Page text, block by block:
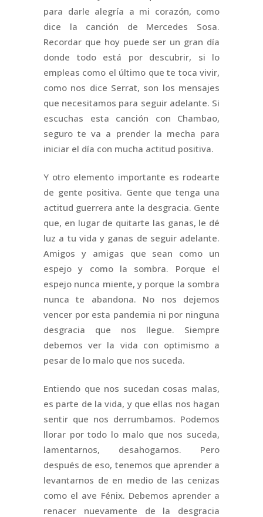
para darle alegría a mi corazón, como
dice la canción de Mercedes Sosa.
Recordar que hoy puede ser un gran día
donde todo está por descubrir, si lo
empleas como el último que te toca vivir,
como nos dice Serrat, son los mensajes
que necesitamos para seguir adelante. Si
escuchas esta canción con Chambao,
seguro te va a prender la mecha para
iniciar el día con mucha actitud positiva.
Y otro elemento importante es rodearte
de gente positiva. Gente que tenga una
actitud guerrera ante la desgracia. Gente
que, en lugar de quitarte las ganas, le dé
luz a tu vida y ganas de seguir adelante.
Amigos y amigas que sean como un
espejo y como la sombra. Porque el
espejo nunca miente, y porque la sombra
nunca te abandona. No nos dejemos
vencer por esta pandemia ni por ninguna
desgracia que nos llegue. Siempre
debemos ver la vida con optimismo a
pesar de lo malo que nos suceda.
Entiendo que nos sucedan cosas malas,
es parte de la vida, y que ellas nos hagan
sentir que nos derrumbamos. Podemos
llorar por todo lo malo que nos suceda,
lamentarnos, desahogarnos. Pero
después de eso, tenemos que aprender a
levantarnos de en medio de las cenizas
como el ave Fénix. Debemos aprender a
renacer nuevamente de la desgracia